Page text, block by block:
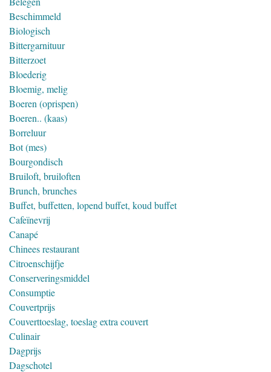
Beschimmeld
Biologisch
Bittergarnituur
Bitterzoet
Bloederig
Bloemig, melig
Boeren (oprispen)
Boeren.. (kaas)
Borreluur
Bot (mes)
Bourgondisch
Bruiloft, bruiloften
Brunch, brunches
Buffet, buffetten, lopend buffet, koud buffet
Cafeïnevrij
Canapé
Chinees restaurant
Citroenschijfje
Conserveringsmiddel
Consumptie
Couvertprijs
Couverttoeslag, toeslag extra couvert
Culinair
Dagprijs
Dagschotel